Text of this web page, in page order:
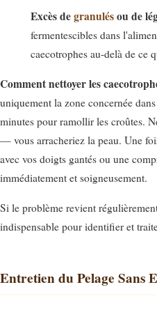
Excès degranulésou de
fermentescibles dans
caecotrophes au-delà de ce
Comment nettoyer les
uniquement la zone concernée
minutes pour ramollir les croûtes.
— vous arracheriez la peau. Une
avec vos doigts gantés ou une
immédiatement et soigneusement.
Si le problème revient
indispensable pour identifier et
Entretien du Pelage Sans